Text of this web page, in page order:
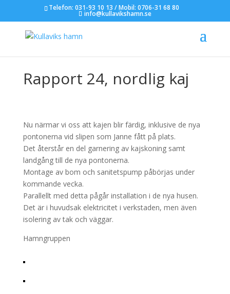
Telefon: 031-93 10 13 / Mobil: 0706-31 68 80
info@kullavikshamn.se
Rapport 24, nordlig kaj
Nu närmar vi oss att kajen blir färdig, inklusive de nya
pontonerna vid slipen som Janne fått på plats.
Det återstår en del garnering av kajskoning samt
landgång till de nya pontonerna.
Montage av bom och sanitetspump påbörjas under
kommande vecka.
Parallellt med detta pågår installation i de nya husen.
Det är i huvudsak elektricitet i verkstaden, men även
isolering av tak och väggar.
Hamngruppen